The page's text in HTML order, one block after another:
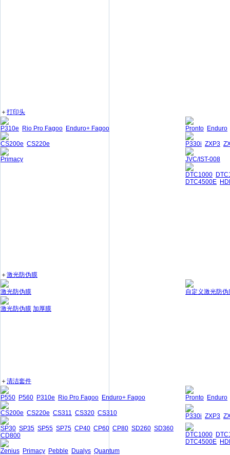
＋打印头
P310e Rio Pro Fagoo Enduro+ Fagoo
CS200e CS220e
Primacy
Pronto Enduro
P330i ZXP3
JVC/IST-008
DTC1000
DTC4500E
＋激光防伪膜
激光防伪膜
激光防伪膜 加厚膜
自定义激光防伪
＋清洁套件
P550 P560 P310e Rio Pro Fagoo Enduro+ Fagoo
CS200e CS220e CS311 CS320 CS310
SP30 SP35 SP55 SP75 CP40 CP60 CP80 SD260 SD360
CD800
Zenius Primacy Pebble Dualys Quantum
Pronto Enduro
P330i ZXP3
DTC1000
DTC4500E